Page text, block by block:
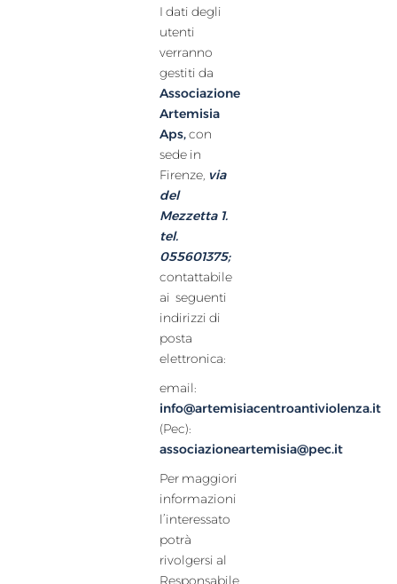
I dati degli
utenti
verranno
gestiti da
Associazione
Artemisia
Aps,con
sede in
Firenze, via
del
Mezzetta 1.
tel.
055601375;
contattabile
ai seguenti
indirizzi di
posta
elettronica:
email:
info@artemisiacentroantiviolenza.it
(Pec):
associazioneartemisia@pec.it
Per maggiori
informazioni
l’interessato
potrà
rivolgersi al
Responsabile